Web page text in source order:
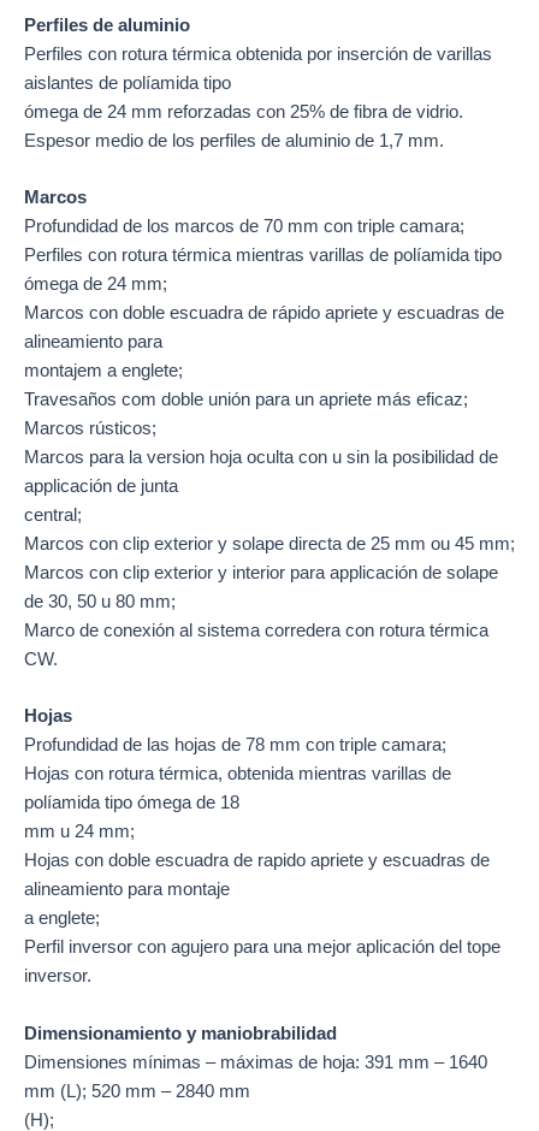
Perfiles de aluminio
Perfiles con rotura térmica obtenida por inserción de varillas
aislantes de políamida tipo
ómega de 24 mm reforzadas con 25% de fibra de vidrio.
Espesor medio de los perfiles de aluminio de 1,7 mm.
Marcos
Profundidad de los marcos de 70 mm con triple camara;
Perfiles con rotura térmica mientras varillas de políamida tipo
ómega de 24 mm;
Marcos con doble escuadra de rápido apriete y escuadras de
alineamiento para
montajem a englete;
Travesaños com doble unión para un apriete más eficaz;
Marcos rústicos;
Marcos para la version hoja oculta con u sin la posibilidad de
applicación de junta
central;
Marcos con clip exterior y solape directa de 25 mm ou 45 mm;
Marcos con clip exterior y interior para applicación de solape
de 30, 50 u 80 mm;
Marco de conexión al sistema corredera con rotura térmica
CW.
Hojas
Profundidad de las hojas de 78 mm con triple camara;
Hojas con rotura térmica, obtenida mientras varillas de
políamida tipo ómega de 18
mm u 24 mm;
Hojas con doble escuadra de rapido apriete y escuadras de
alineamiento para montaje
a englete;
Perfil inversor con agujero para una mejor aplicación del tope
inversor.
Dimensionamiento y maniobrabilidad
Dimensiones mínimas – máximas de hoja: 391 mm – 1640
mm (L); 520 mm – 2840 mm
(H);